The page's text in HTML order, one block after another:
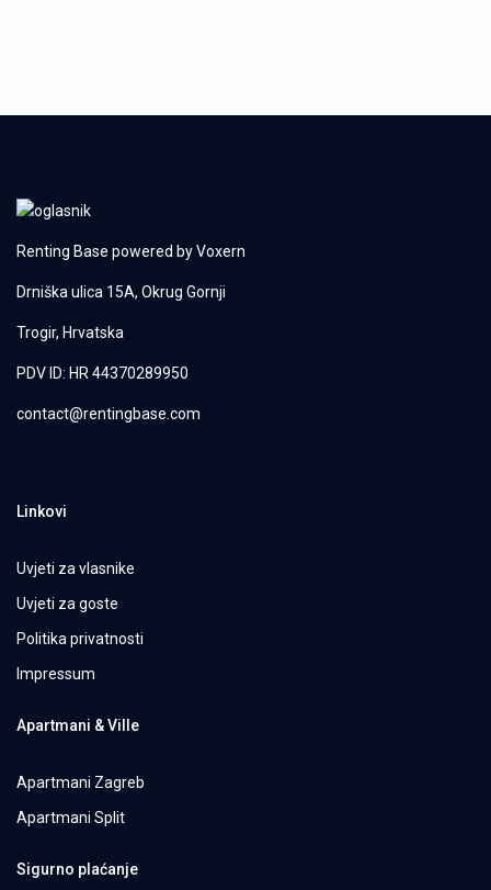
Renting Base powered byVoxern
Drniška ulica 15A, Okrug Gornji
Trogir, Hrvatska
PDV ID: HR 44370289950
contact@rentingbase.com
Linkovi
Uvjeti za vlasnike
Uvjeti za goste
Politika privatnosti
Impressum
Apartmani & Ville
Apartmani Zagreb
Apartmani Split
Sigurno plaćanje